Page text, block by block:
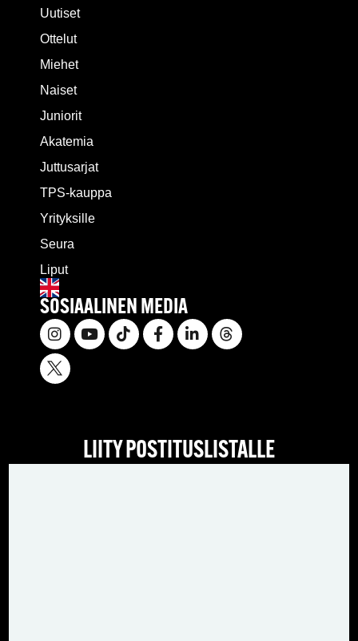
Uutiset
Ottelut
Miehet
Naiset
Juniorit
Akatemia
Juttusarjat
TPS-kauppa
Yrityksille
Seura
Liput
SOSIAALINEN MEDIA
LIITY POSTITUSLISTALLE